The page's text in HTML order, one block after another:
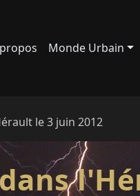
Monde Urbain
le 3 juin 2012